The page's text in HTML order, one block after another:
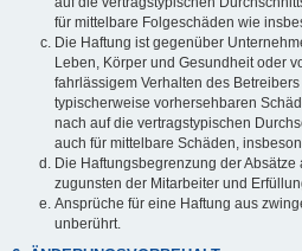
für mittelbare Folgeschäden wie
Die Haftung ist gegenüber
Leben, Körper und Gesundheit oder
fahrlässigem Verhalten des
typischerweise vorhersehbaren
nach auf die vertragstypischen
auch für mittelbare Schäden,
Die Haftungsbegrenzung der
zugunsten der Mitarbeiter und
Ansprüche für eine Haftung aus
unberührt.